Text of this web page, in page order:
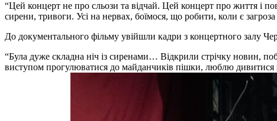
“Цей концерт не про сльози та відчай. Цей концерт про життя і
сирени, тривоги. Усі на нервах, боїмося, що робити, коли є
До документального фільму увійшли кадри з концертного залу
“Була дуже складна ніч із сиренами… Відкрили стрічку новин,
виступом прогулюватися до майданчиків пішки, люблю дивитися